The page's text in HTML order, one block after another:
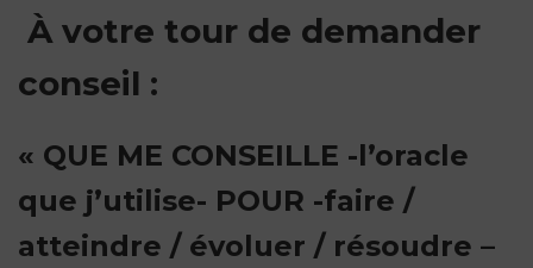
À votre tour de demander
conseil :
« QUE ME CONSEILLE -l’oracle
que j’utilise- POUR -faire /
atteindre / évoluer / résoudre –